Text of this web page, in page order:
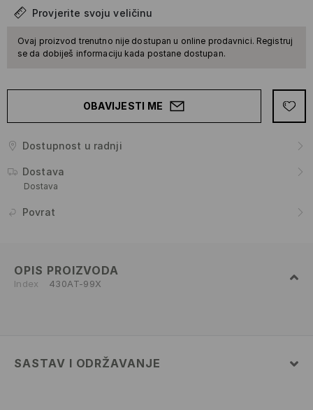
Provjerite svoju veličinu
Ovaj proizvod trenutno nije dostupan u online prodavnici. Registruj
se da dobiješ informaciju kada postane dostupan.
OBAVIJESTI ME
Dostupnost u radnji
Dostava
Dostava
Povrat
OPIS PROIZVODA
Index 430AT-99X
SASTAV I ODRŽAVANJE